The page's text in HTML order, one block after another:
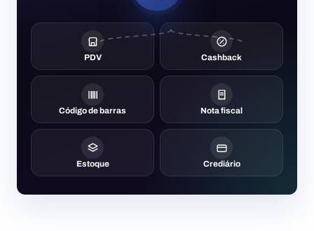
PDV Cashback
Código de barras Nota fiscal
Estoque Crediário